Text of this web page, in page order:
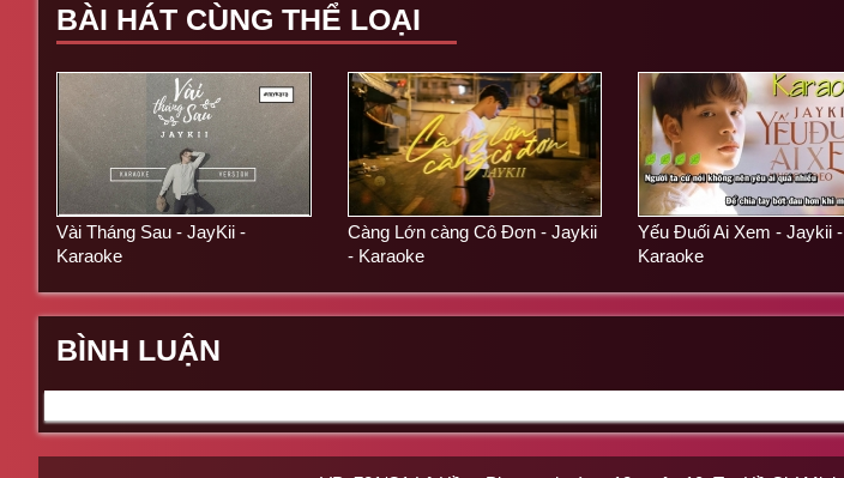
BÀI HÁT CÙNG THỂ LOẠI
Vài Tháng Sau - JayKii -
Karaoke
Càng Lớn càng Cô Đơn - Jaykii
- Karaoke
Yếu Đuối Ai Xem - Jaykii -
Karaoke
BÌNH LUẬN